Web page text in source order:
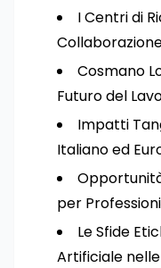
I Centri di
Cosmano
Futuro del
Impatti
Italiano ed
per
Le Sfide
Artificiale